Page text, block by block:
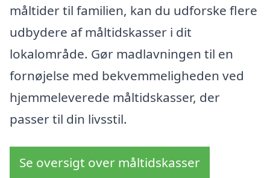
måltider til familien, kan du udforske flere
udbydere af måltidskasser i dit
lokalområde. Gør madlavningen til en
fornøjelse med bekvemmeligheden ved
hjemmeleverede måltidskasser, der
passer til din livsstil.
Se oversigt over måltidskasser